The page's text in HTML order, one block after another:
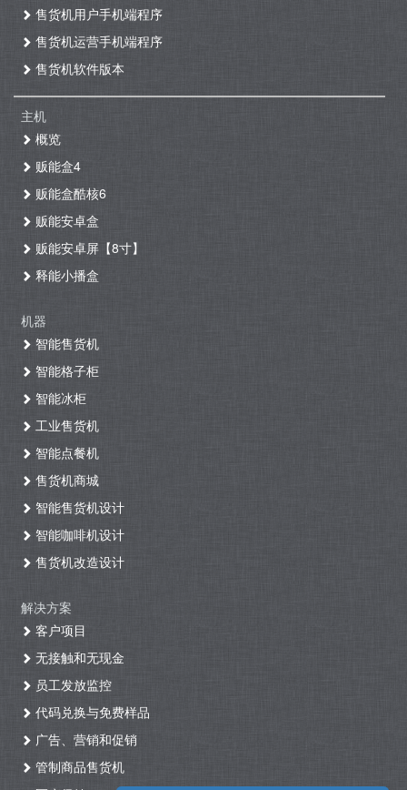
售货机用户手机端程序
售货机运营手机端程序
售货机软件版本
主机
概览
贩能盒4
贩能盒酷核6
贩能安卓盒
贩能安卓屏【8寸】
释能小播盒
机器
智能售货机
智能格子柜
智能冰柜
工业售货机
智能点餐机
售货机商城
智能售货机设计
智能咖啡机设计
售货机改造设计
解决方案
客户项目
无接触和无现金
员工发放监控
代码兑换与免费样品
广告、营销和促销
管制商品售货机